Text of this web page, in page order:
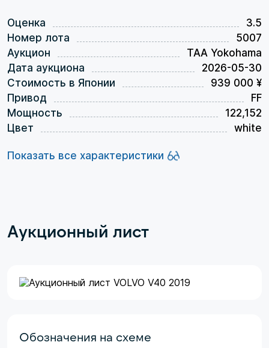
Оценка
3.5
Номер лота
5007
Аукцион
TAA Yokohama
Дата аукциона
2026-05-30
Стоимость в Японии
939 000 ¥
Привод
FF
Мощность
122,152
Цвет
white
Показать все характеристики
Аукционный лист
Обозначения на схеме